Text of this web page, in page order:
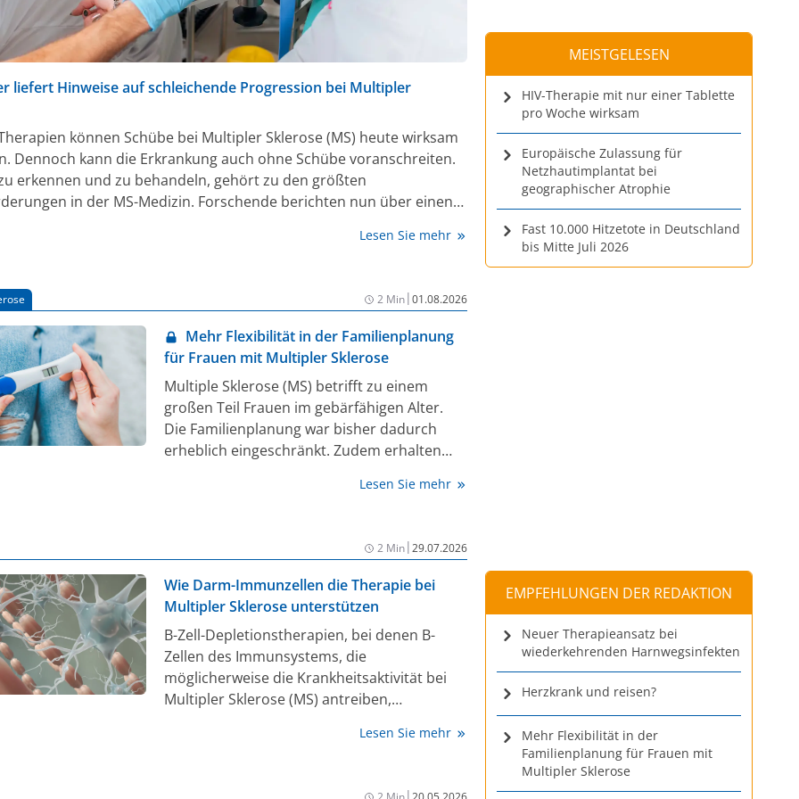
liefert Hinweise auf schleichende Progression bei Multipler
können Schübe bei Multipler Sklerose (MS) heute wirksam
Dennoch kann die Erkrankung auch ohne Schübe voranschreiten.
erkennen und zu behandeln, gehört zu den größten
in der MS-Medizin. Forschende berichten nun über einen
Lesen Sie mehr
2 Min|01.08.2026
Mehr Flexibilität in der Familienplanung
für Frauen mit Multipler Sklerose
Multiple Sklerose (MS) betrifft zu einem
großen Teil Frauen im gebärfähigen Alter.
Die Familienplanung war bisher dadurch
erheblich eingeschränkt. Zudem erhalten
Therapien als Männer. Das muss nicht sein –
Antikörper Ofatumumab bringt jetzt mehr
Flexibilität bei der Therapieanpassung.
Lesen Sie mehr
2 Min|29.07.2026
Wie Darm-Immunzellen die Therapie bei
Multipler Sklerose unterstützen
B-Zell-Depletionstherapien, bei denen B-
Zellen des Immunsystems, die
möglicherweise die Krankheitsaktivität bei
Multipler Sklerose (MS) antreiben,
den letzten Jahren wesentlich zu einer
Lesen Sie mehr
|
MEISTGELESEN
HIV-Therapie mit nur einer Tablette
pro Woche wirksam
Europäische Zulassung für
Netzhautimplantat bei
geographischer Atrophie
Fast 10.000 Hitzetote in Deutschland
bis Mitte Juli 2026
EMPFEHLUNGEN DER REDAKTION
Neuer Therapieansatz bei
wiederkehrenden Harnwegsinfekten
Herzkrank und reisen?
Mehr Flexibilität in der
Familienplanung für Frauen mit
Multipler Sklerose